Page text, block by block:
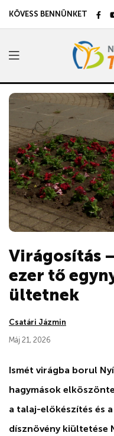
KÖVESS BENNÜNKET
Virágosítás
ezer tő
ültetnek
Csatári Jázmin
Máj 21, 2026
Ismét virágba borul
hagymások
a talaj-előkészítés és
dísznövény kiültetése